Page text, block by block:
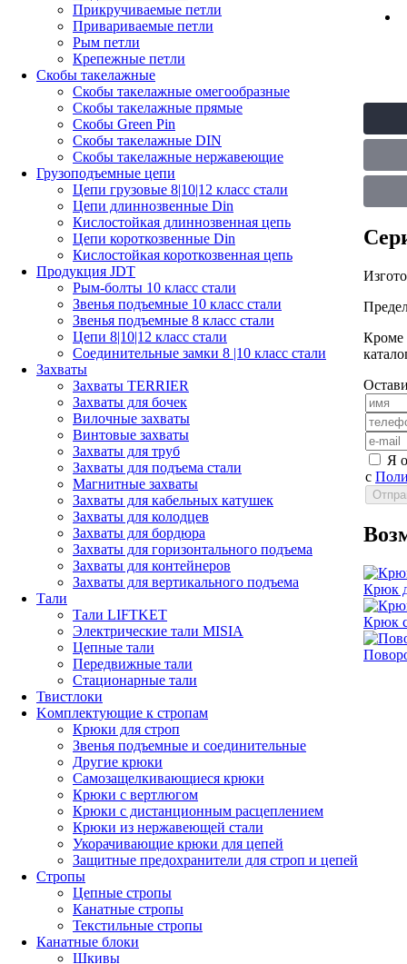
Прикручиваемые петли
Привариваемые петли
Рым петли
Крепежные петли
Скобы такелажные
Скобы такелажные омегообразные
Скобы такелажные прямые
Скобы Green Pin
Скобы такелажные DIN
Скобы такелажные нержавеющие
Грузоподъемные цепи
Цепи грузовые 8|10|12 класс стали
Цепи длиннозвенные Din
Кислостойкая длиннозвенная цепь
Цепи короткозвенные Din
Кислостойкая короткозвенная цепь
Продукция JDT
Рым-болты 10 класс стали
Звенья подъемные 10 класс стали
Звенья подъемные 8 класс стали
Цепи 8|10|12 класс стали
Соединительные замки 8 |10 класс стали
Захваты
Захваты TERRIER
Захваты для бочек
Вилочные захваты
Винтовые захваты
Захваты для труб
Захваты для подъема стали
Магнитные захваты
Захваты для кабельных катушек
Захваты для колодцев
Захваты для бордюра
Захваты для горизонтального подъема
Захваты для контейнеров
Захваты для вертикального подъема
Тали
Тали LIFTKET
Электрические тали MISIA
Цепные тали
Передвижные тали
Стационарные тали
Твистлоки
Kомплектующие к стропам
Крюки для строп
Звенья подъемные и соединительные
Другие крюки
Самозащелкивающиеся крюки
Крюки с вертлюгом
Крюки с дистанционным расцеплением
Крюки из нержавеющей стали
Укорачивающие крюки для цепей
Защитные предохранители для строп и цепей
Стропы
Цепные стропы
Канатные стропы
Текстильные стропы
Канатные блоки
Шкивы
Кроме
Я
с
Крюк
Крюк